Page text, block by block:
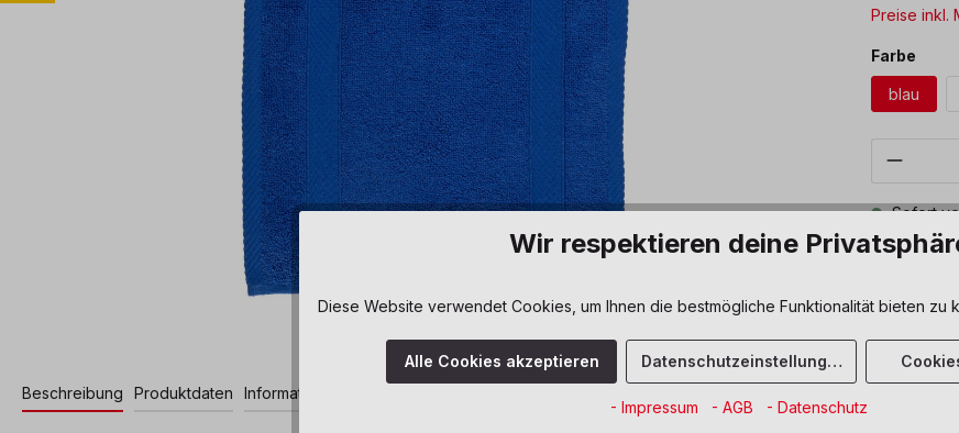
Preise inkl.
Farbe
blau
Sofort
Beschreibung Produktdaten Informationen und Hinweise
Wir respektieren deine
Diese Website verwendet Cookies, um Ihnen die bestmögliche Funktionalität bieten zu
Alle Cookies akzeptieren Datenschutzeinstellungen
- Impressum - AGB - Datenschutz